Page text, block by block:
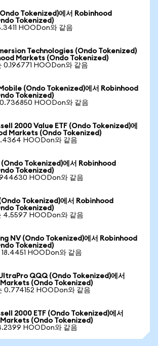
Tokenized)에서 Robinhood
Tokenized)
HOODon와 같음
Technologies (Ondo Tokenized)
Markets (Ondo Tokenized)
0.196771 HOODon와 같음
(Ondo Tokenized)에서 Robinhood
Tokenized)
0.736850 HOODon와 같음
2000 Value ETF (Ondo Tokenized)에
Markets (Ondo Tokenized)
HOODon와 같음
Tokenized)에서 Robinhood
Tokenized)
HOODon와 같음
Tokenized)에서 Robinhood
Tokenized)
4.5597 HOODon와 같음
NV (Ondo Tokenized)에서 Robinhood
Tokenized)
18.4451 HOODon와 같음
QQQ (Ondo Tokenized)에서
(Ondo Tokenized)
0.774152 HOODon와 같음
2000 ETF (Ondo Tokenized)에서
(Ondo Tokenized)
HOODon와 같음